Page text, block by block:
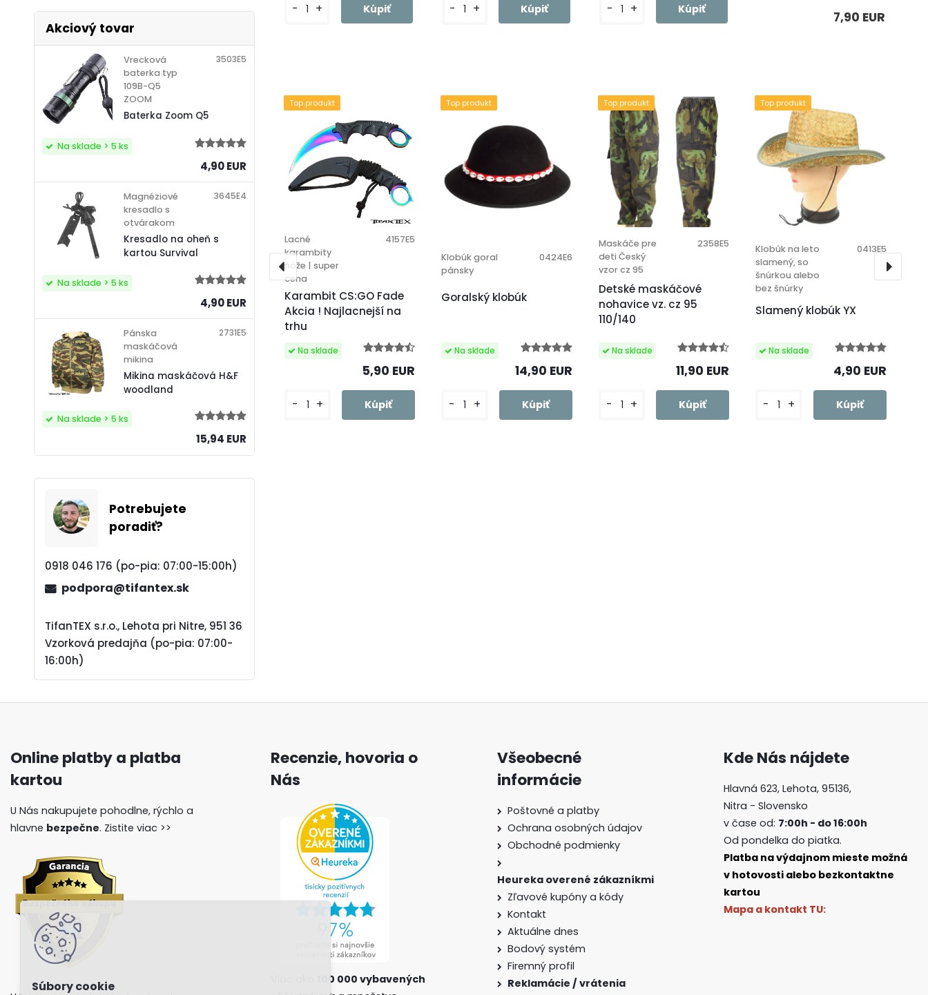
Akciový tovar
Baterka Zoom Q5
Vrecková
baterka typ
109B-Q5
ZOOM
3503E5
4,90 EUR
Na sklade > 5 ks
Kresadlo na oheň s
kartou Survival
Magnéziové
kresadlo s
otvárakom
3645E4
4,90 EUR
Na sklade > 5 ks
Mikina maskáčová H&F
woodland
Pánska
maskáčová
mikina
2731E5
15,94 EUR
Na sklade > 5 ks
Potrebujete
poradiť?
0918 046 176 (po-pia: 07:00-15:00h)
podpora@tifantex.sk
TifanTEX s.r.o., Lehota pri Nitre, 951 36
Vzorková predajňa (po-pia: 07:00-
16:00h)
- + - + - + 7,90 EUR
Karambit CS:GO Fade
Akcia ! Najlacnejší na
trhu
Lacné
karambity
nože | super
cena
4157E5
5,90 EUR
- +
Top produkt
Goralský klobúk
Klobúk goral
pánsky
0424E6
14,90 EUR
- +
Top produkt
Detské maskáčové
nohavice vz. cz 95
110/140
Maskáče pre
deti Český
vzor cz 95
2358E5
11,90 EUR
- +
Top produkt
Slamený klobúk YX
Klobúk na leto
slamený, so
šnúrkou alebo
bez šnúrky
0413E5
4,90 EUR
- +
Top produkt
Online platby a platba
kartou
U Nás nakupujete pohodlne, rýchlo a
hlavne bezpečne. Zistite viac >>
Recenzie, hovoria o
Nás
100 000 vybavených
Všeobecné
informácie
Poštovné a platby
Ochrana osobných údajov
Obchodné podmienky
Heureka overené zákazníkmi
Zľavové kupóny a kódy
Kontakt
Aktuálne dnes
Bodový systém
Firemný profil
Reklamácie / vrátenia
Kde Nás nájdete
Hlavná 623, Lehota, 95136,
Nitra - Slovensko
v čase od: 7:00h - do 16:00h
Od pondelka do piatka.
Platba na výdajnom mieste možná
v hotovosti alebo bezkontaktne
kartou
Mapa a kontakt TU: